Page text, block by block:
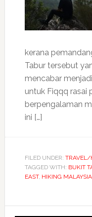
kerana
Tabur tersebut
mencabar
untuk Fiqqq rasai
berpengalaman
ini […]
FILED UNDER: TRAVEL/
TAGGED WITH: BUKIT
EAST, HIKING MALAYSIA